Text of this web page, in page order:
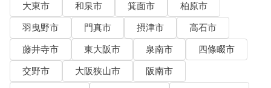
大東市
和泉市 箕面市
柏原市
羽曳野市
門真市 摂津市
高石市
藤井寺市
東大阪市 泉南市
四條畷市
交野市
大阪狭山市
阪南市